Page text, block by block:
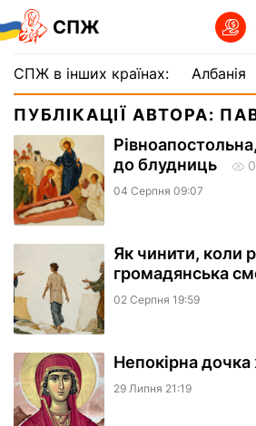
СПЖ
СПЖ в інших країнах: Албанія
ПУБЛІКАЦІЇ АВТОРА:
до блудниць
0
04 Серпня 09:07
Як чинити, коли
громадянська
02 Серпня 19:59
Непокірна
29 Липня 21:19